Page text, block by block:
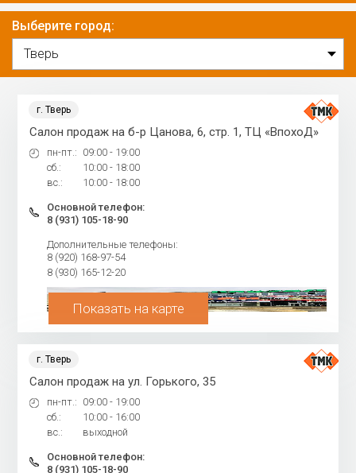
Выберите город:
г. Тверь
Салон продаж на б-р Цанова, 6, стр. 1, ТЦ «ВпохоД»
пн-пт.: 09:00 - 19:00
сб.:
10:00 - 18:00
вс.:
10:00 - 18:00
Основной телефон:
8 (931) 105-18-90
Дополнительные телефоны:
8 (920) 168-97-54
8 (930) 165-12-20
Показать на карте
г. Тверь
Салон продаж на ул. Горького, 35
пн-пт.: 09:00 - 19:00
сб.:
10:00 - 16:00
вс.:
выходной
Основной телефон:
8 (931) 105-18-90